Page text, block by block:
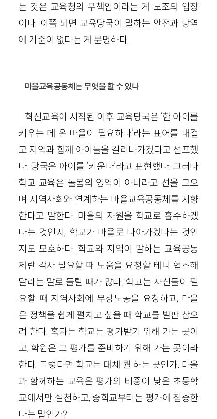
는 것은 교육청의 무책임이라는 게 노조의 입장
이다. 이쯤 되면 교육당국이 말하는 안전과 방역
에 기준이 없다는 게 분명하다.
마을교육공동체는 무엇을 할 수 있나
혁신교육이 시작된 이후 교육당국은 ‘한 아이를
키우는 데 온 마을이 필요하다’라는 표어를 내걸
고 지역과 함께 아이들을 길러나가겠다고 선포했
다. 당국은 아이를 ‘키운다’라고 표현했다. 그러나
학교 교육은 돌봄의 영역이 아니라고 선을 그으
며 지역사회와 연계하는 마을교육공동체를 지향
한다고 말한다. 마을의 자원을 학교로 흡수하겠
다는 것인지, 학교가 마을로 나아가겠다는 것인
지도 모호하다. 학교와 지역이 말하는 교육공동
체란 각자 필요할 때 도움을 요청할 테니 협조해
달라는 말로 들릴 때가 많다. 학교는 자신들이 필
요할 때 지역사회에 무상노동을 요청하고, 마을
은 정책을 쉽게 펼치고 싶을 때 학교를 발판 삼으
려 한다. 혹자는 학교는 평가받기 위해 가는 곳이
고, 학원은 그 평가를 준비하기 위해 가는 곳이라
한다. 그렇다면 학교는 대체 뭘 하는 곳인가. 마을
과 함께하는 교육은 평가의 비중이 낮은 초등학
교에서만 실천하고, 중학교부터는 평가에 집중한
다는 말인가?